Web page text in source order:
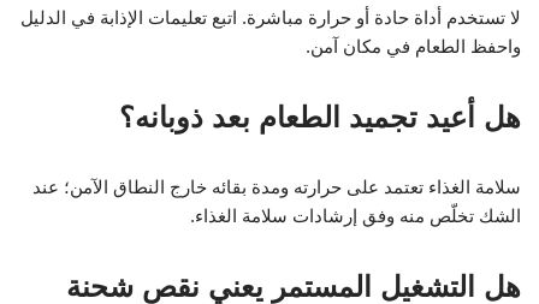
لا تستخدم أداة حادة أو حرارة مباشرة. اتبع تعليمات الإذابة في الدليل
واحفظ الطعام في مكان آمن.
هل أعيد تجميد الطعام بعد ذوبانه؟
سلامة الغذاء تعتمد على حرارته ومدة بقائه خارج النطاق الآمن؛ عند
الشك تخلّص منه وفق إرشادات سلامة الغذاء.
هل التشغيل المستمر يعني نقص شحنة